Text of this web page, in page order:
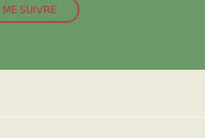
ME SUIVRE